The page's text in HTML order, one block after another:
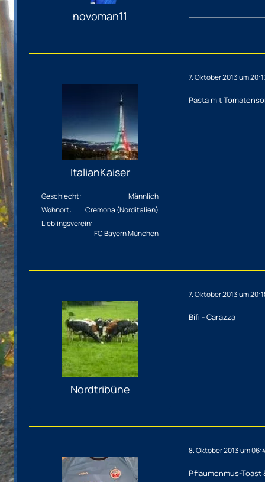
novoman11
ItalianKaiser
Geschlecht
Männlich
Wohnort
Cremona (Norditalien)
Lieblingsverein
FC Bayern München
7. Oktober 2013 um
Pasta mit
Nordtribüne
7. Oktober 2013 um
Bifi - Carazza
8. Oktober 2013 um
Pflaumenmus-Toast